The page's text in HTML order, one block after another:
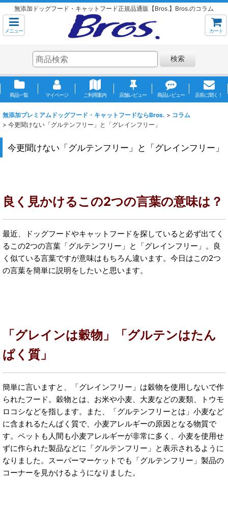
無添加ドッグフード・キャットフード正規品通販【Bros.】Bros.のコラム
メニュー カート
検索
商品一覧 マイページ ご利用案内 店舗レビュー 商品レビュー 店長に聞く！
無添加プレミアムドッグフード・キャットフードならBros. > コラム
> 今更聞けない「グルテンフリー」と「グレインフリー」
今更聞けない「グルテンフリー」と「グレインフリー」
良く見かけるこの2つの言葉の意味は？
最近、ドッグフードやキャットフードを探していると必ず出てく
るこの2つの言葉「グルテンフリー」と「グレインフリー」。良
く似ている言葉ですが意味はもちろん違います。今日はこの2つ
の言葉を簡単に説明をしたいと思います。
「グレインは穀物」「グルテンはたん
ぱく質」
簡単に言いますと、「グレインフリー」は穀物を使用しないで作
られたフード。穀物とは、お米や小麦、大麦などの麦類、トウモ
ロコシなどを指します。また、「グルテンフリーとは」小麦など
に含まれるたんぱく質で、小麦アレルギーの原因となる物質で
す。ペットも人間も小麦アレルギーが非常に多く、小麦を使用せ
ずに作られた製品などに「グルテンフリー」と表示されるように
なりました。スーパーマーケットでも「グルテンフリー」製品の
コーナーを見かけるようになりました。